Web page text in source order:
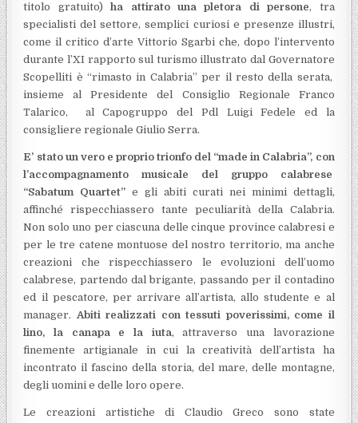
titolo gratuito)ha attirato una pletora di persone, tra
specialisti del settore, semplici curiosi e presenze illustri,
come il critico d’arte Vittorio Sgarbi che, dopo l’intervento
durante l’XI rapporto sul turismo illustrato dal Governatore
Scopelliti è “rimasto in Calabria” per il resto della serata,
insieme al Presidente del Consiglio Regionale Franco
Talarico, al Capogruppo del Pdl Luigi Fedele ed la
consigliere regionale Giulio Serra.
E’ stato un vero e proprio trionfo del “made in Calabria”, con
l’accompagnamento musicale del gruppo calabrese
“Sabatum Quartet” e gli abiti curati nei minimi dettagli,
affinché rispecchiassero tante peculiarità della Calabria.
Non solo uno per ciascuna delle cinque province calabresi e
per le tre catene montuose del nostro territorio, ma anche
creazioni che rispecchiassero le evoluzioni dell’uomo
calabrese, partendo dal brigante, passando per il contadino
ed il pescatore, per arrivare all’artista, allo studente e al
manager. Abiti realizzati con tessuti poverissimi, come il
lino, la canapa e la iuta, attraverso una lavorazione
finemente artigianale in cui la creatività dell’artista ha
incontrato il fascino della storia, del mare, delle montagne,
degli uomini e delle loro opere.
Le creazioni artistiche di Claudio Greco sono state